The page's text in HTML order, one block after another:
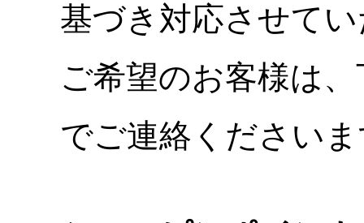
基づき対応させて
ご希望のお客様は
でご連絡ください